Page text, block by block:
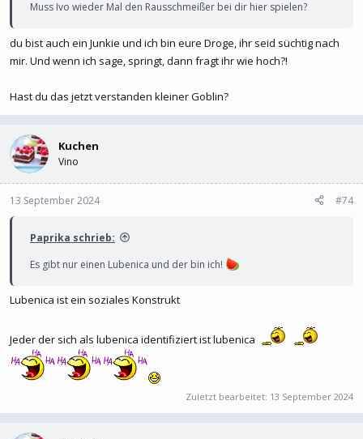
Muss Ivo wieder Mal den Rausschmeißer bei dir hier spielen?
du bist auch ein Junkie und ich bin eure Droge, ihr seid süchtig nach
mir. Und wenn ich sage, springt, dann fragt ihr wie hoch?!
Hast du das jetzt verstanden kleiner Goblin?
Kuchen
Vino
13 September 2024 #74
Paprika schrieb:
Es gibt nur einen Lubenica und der bin ich!
Lubenica ist ein soziales Konstrukt
Jeder der sich als lubenica identifiziert ist lubenica
Zuletzt bearbeitet: 13 September 2024